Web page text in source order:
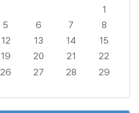
1
5 6 7
8
12 13 14
15
19 20 21
22
26 27 28
29